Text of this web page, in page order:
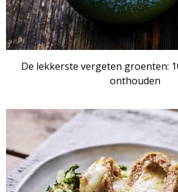
De lekkerste vergeten groenten:
onthouden